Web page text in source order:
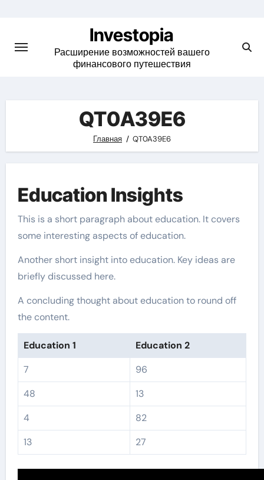
content
Investopia
Расширение возможностей вашего
финансового путешествия
QT0A39E6
Главная QT0A39E6
Education Insights
This is a short paragraph about education. It covers
some interesting aspects of education.
Another short insight into education. Key ideas are
briefly discussed here.
A concluding thought about education to round off
the content.
Education 1
Education 2
7
96
48
13
4
82
13
27